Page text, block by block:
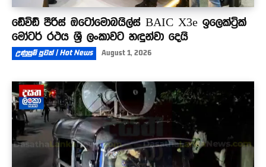
ඩේවිඩ් පීරිස් ඔටෝමොබයිල්ස් BAIC X3e ඉලෙක්ට්‍රික්
මෝටර් රථය ශ්‍රී ලංකාවට හඳුන්වා දෙයි
උණුසුම් පුවත් | Hot News August 1, 2026